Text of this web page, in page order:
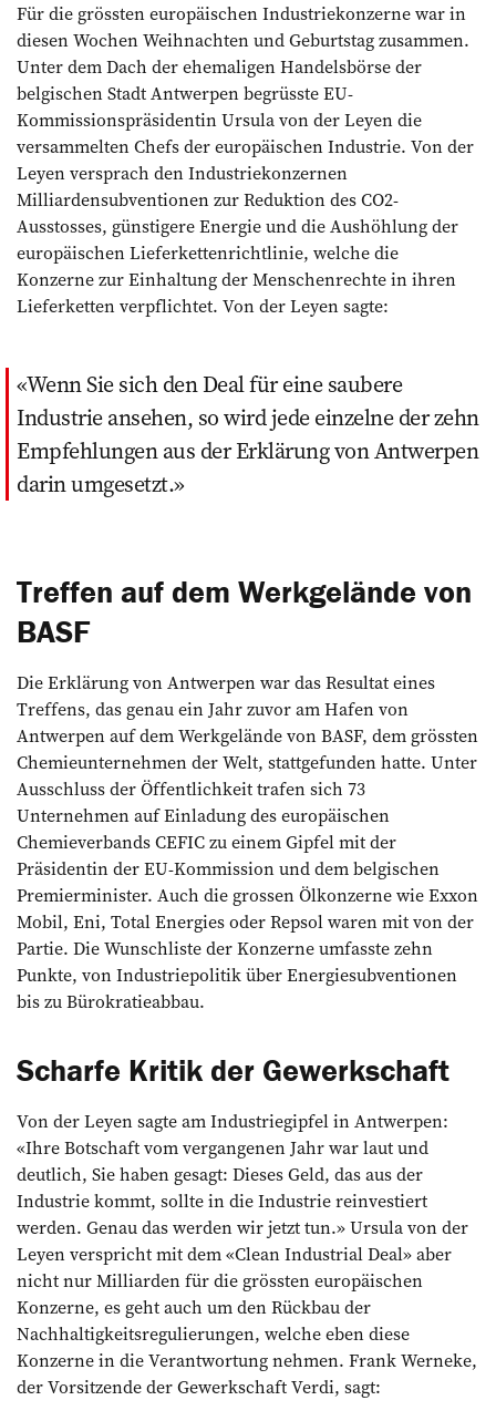
Für die grössten europäischen Industriekonzerne war in
diesen Wochen Weihnachten und Geburtstag zusammen.
Unter dem Dach der ehemaligen Handelsbörse der
belgischen Stadt Antwerpen begrüsste EU-
Kommissionspräsidentin Ursula von der Leyen die
versammelten Chefs der europäischen Industrie. Von der
Leyen versprach den Industriekonzernen
Milliardensubventionen zur Reduktion des CO2-
Ausstosses, günstigere Energie und die Aushöhlung der
europäischen Lieferkettenrichtlinie, welche die
Konzerne zur Einhaltung der Menschenrechte in ihren
Lieferketten verpflichtet. Von der Leyen sagte:
Wenn Sie sich den Deal für eine saubere
Industrie ansehen, so wird jede einzelne der zehn
Empfehlungen aus der Erklärung von Antwerpen
darin umgesetzt.
Treffen auf dem Werkgelände von
BASF
Die Erklärung von Antwerpen war das Resultat eines
Treffens, das genau ein Jahr zuvor am Hafen von
Antwerpen auf dem Werkgelände von BASF, dem grössten
Chemieunternehmen der Welt, stattgefunden hatte. Unter
Ausschluss der Öffentlichkeit trafen sich 73
Unternehmen auf Einladung des europäischen
Chemieverbands CEFIC zu einem Gipfel mit der
Präsidentin der EU-Kommission und dem belgischen
Premierminister. Auch die grossen Ölkonzerne wie Exxon
Mobil, Eni, Total Energies oder Repsol waren mit von der
Partie. Die Wunschliste der Konzerne umfasste zehn
Punkte, von Industriepolitik über Energiesubventionen
bis zu Bürokratieabbau.
Scharfe Kritik der Gewerkschaft
Von der Leyen sagte am Industriegipfel in Antwerpen:
«Ihre Botschaft vom vergangenen Jahr war laut und
deutlich, Sie haben gesagt: Dieses Geld, das aus der
Industrie kommt, sollte in die Industrie reinvestiert
werden. Genau das werden wir jetzt tun.» Ursula von der
Leyen verspricht mit dem «Clean Industrial Deal» aber
nicht nur Milliarden für die grössten europäischen
Konzerne, es geht auch um den Rückbau der
Nachhaltigkeitsregulierungen, welche eben diese
Konzerne in die Verantwortung nehmen. Frank Werneke,
der Vorsitzende der Gewerkschaft Verdi, sagt: